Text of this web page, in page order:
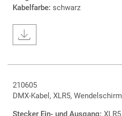
Kabelfarbe: schwarz
210605
DMX-Kabel, XLR5, Wendelschirm
Stecker Ein- und Ausgang: XLR5